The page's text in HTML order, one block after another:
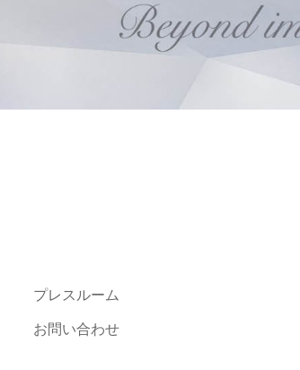
プレスルーム
お問い合わせ